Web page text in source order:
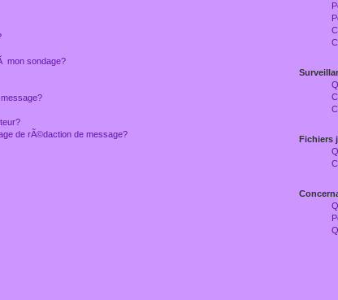
mon sondage?
de rÃ©daction de message?
Fichiers